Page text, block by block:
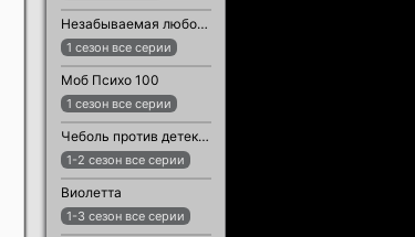
Незабываемая любовь / Возлюбленный незнакомец
1 сезон все серии
Моб Психо 100
1 сезон все серии
Чеболь против детектива
1-2 сезон все серии
Виолетта
1-3 сезон все серии